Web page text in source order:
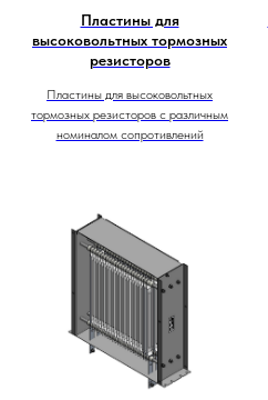
Пластины для
высоковольтных тормозных
резисторов
Пластины для высоковольтных
тормозных резисторов с различным
номиналом сопротивлений